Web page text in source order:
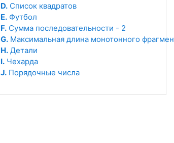
D. Список квадратов
E. Футбол
F. Сумма последовательности - 2
G. Максимальная длина монотонного
H. Детали
I. Чехарда
J. Порядочные числа